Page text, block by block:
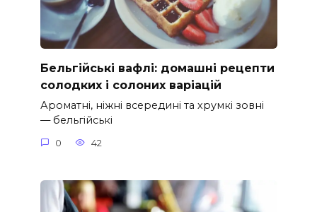
Бельгійські вафлі: домашні рецепти
солодких і солоних варіацій
Ароматні, ніжні всередині та хрумкі зовні
— бельгійські
0 42